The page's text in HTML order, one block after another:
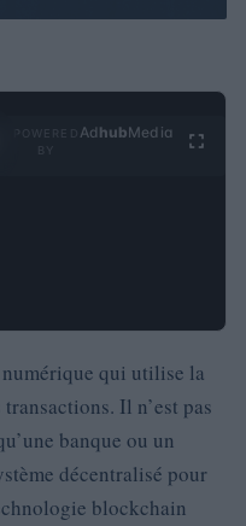
Ad hubMedia
qui utilise la
Il n’est pas
banque ou un
décentralisé pour
blockchain